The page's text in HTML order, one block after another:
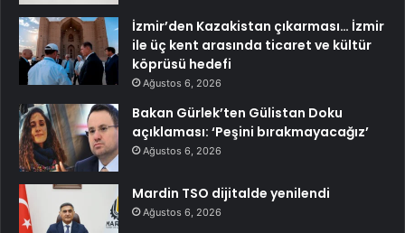
İzmir’den Kazakistan çıkarması… İzmir
ile üç kent arasında ticaret ve kültür
köprüsü hedefi
Ağustos 6, 2026
Bakan Gürlek’ten Gülistan Doku
açıklaması: ‘Peşini bırakmayacağız’
Ağustos 6, 2026
Mardin TSO dijitalde yenilendi
Ağustos 6, 2026